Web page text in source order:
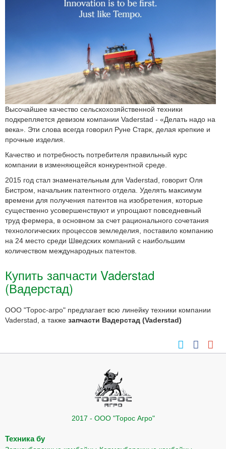
Высочайшее качество сельскохозяйственной техники
подкрепляется девизом компании Vaderstad - «Делать надо на
века». Эти слова всегда говорил Руне Старк, делая крепкие и
прочные изделия.
Качество и потребность потребителя правильный курс
компании в изменяющейся конкурентной среде.
2015 год стал знаменательным для Vaderstad, говорит Оля
Бистром, начальник патентного отдела. Уделять максимум
времени для получения патентов на изобретения, которые
существенно усовершенствуют и упрощают повседневный
труд фермера, в основном за счет рационального сочетания
технологических процессов земледелия, поставило компанию
на 24 место среди Шведских компаний с наибольшим
количеством международных патентов.
Купить запчасти Vaderstad
(Вадерстад)
ООО "Торос-агро" предлагает всю линейку техники компании
Vaderstad, а также запчасти Вадерстад (Vaderstad)
2017 - ООО "Торос Агро"
Техника бу